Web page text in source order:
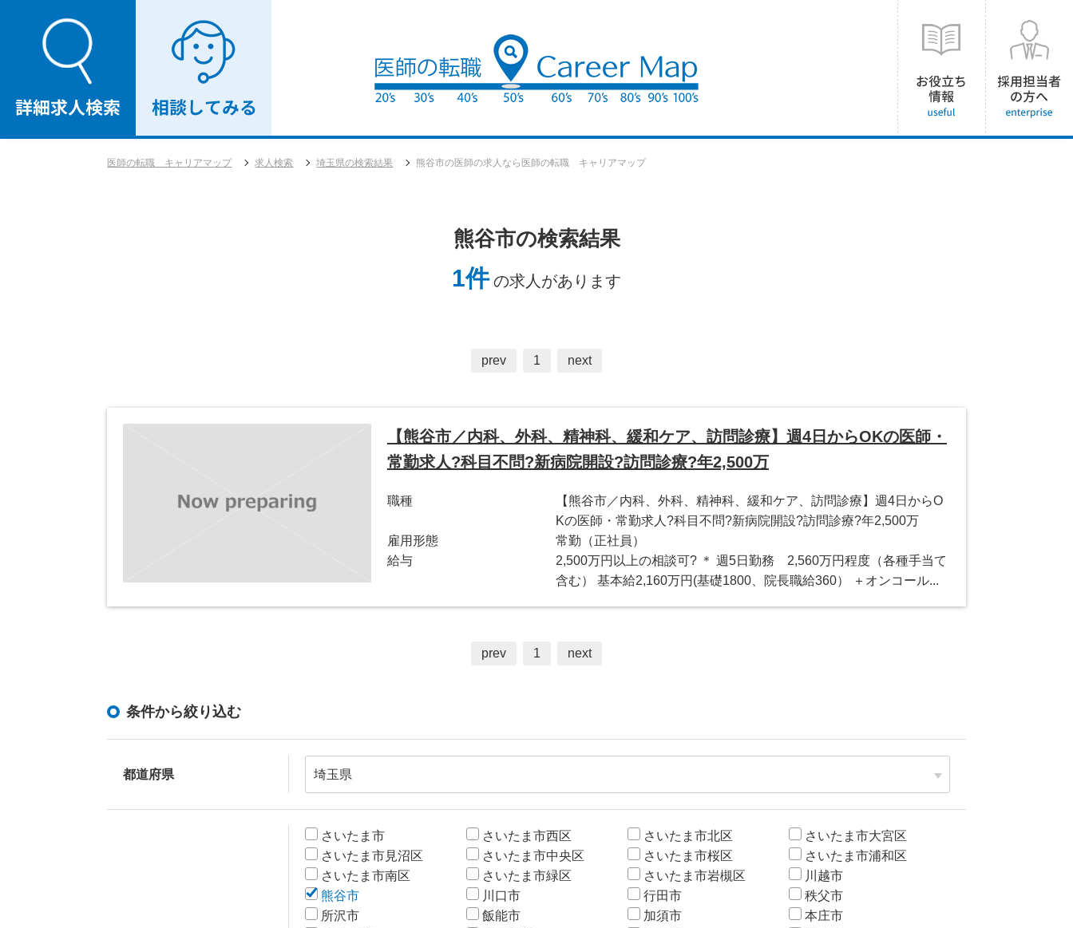
医師の転職 キャリアマップ 求人検索 埼玉県の検索結果 熊谷市の医師の求人なら医師の転職 キャリアマップ
熊谷市の検索結果
1件 の求人があります
prev 1 next
【熊谷市／内科、外科、精神科、緩和ケア、訪問診療】週4日からOKの医師・
常勤求人?科目不問?新病院開設?訪問診療?年2,500万
職種
【熊谷市／内科、外科、精神科、緩和ケア、訪問診療】週4日からO
Kの医師・常勤求人?科目不問?新病院開設?訪問診療?年2,500万
雇用形態
常勤（正社員）
給与
2,500万円以上の相談可? ＊ 週5日勤務 2,560万円程度（各種手当て
含む） 基本給2,160万円(基礎1800、院長職給360） ＋オンコール...
prev 1 next
条件から絞り込む
都道府県
さいたま市 さいたま市西区 さいたま市北区
さいたま市大宮区
さいたま市見沼区
さいたま市中央区 さいたま市桜区
さいたま市浦和区
さいたま市南区
さいたま市緑区 さいたま市岩槻区
川越市
熊谷市
川口市 行田市
秩父市
所沢市
飯能市 加須市
本庄市